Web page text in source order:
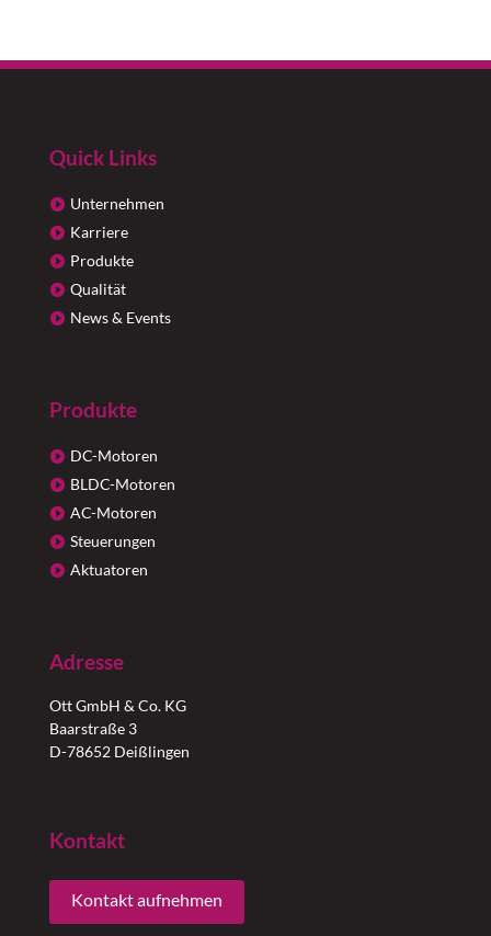
Quick Links
Unternehmen
Karriere
Produkte
Qualität
News & Events
Produkte
DC-Motoren
BLDC-Motoren
AC-Motoren
Steuerungen
Aktuatoren
Adresse
Ott GmbH & Co. KG
Baarstraße 3
D-78652 Deißlingen
Kontakt
Kontakt aufnehmen